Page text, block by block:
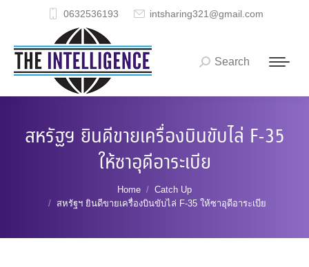
0632536193 intsharing321@gmail.com
Search:
Search
สหรัฐฯ ยินดีขายเครื่องบินขับไล่ F-35
ให้ซาอุดีอาระเบีย
Home
Catch Up
สหรัฐฯ ยินดีขายเครื่องบินขับไล่ F-35 ให้ซาอุดีอาระเบีย